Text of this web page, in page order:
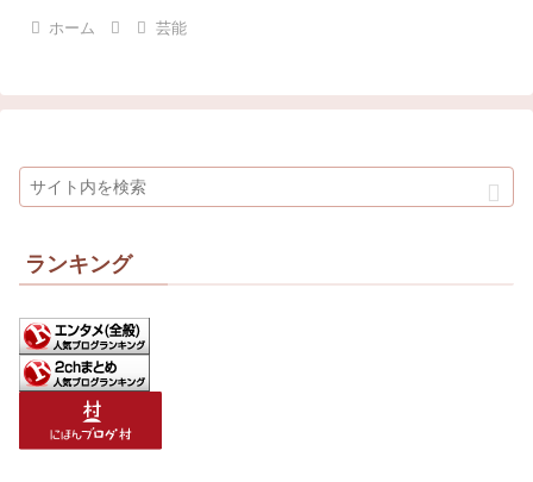
ホーム 芸能
ランキング